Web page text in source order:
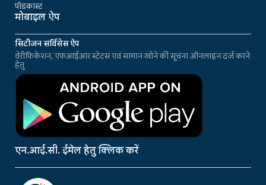
पॉडकास्ट
मोबाइल ऐप
सिटीजन सर्विसेस ऐप
वेरीफिकेशन, एफआईआर स्टेटस एवं सामान खोने की सूचना ऑनलाइन दर्ज करने
हेतु
एन.आई.सी. ईमेल हेतु क्लिक करें